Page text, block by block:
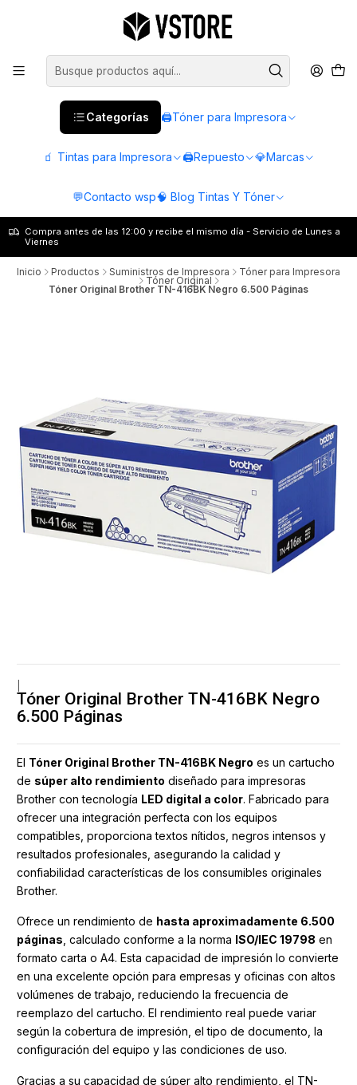
Categorías 🖨️Tóner para Impresora
🧃 Tintas para Impresora 🖨️Repuesto 💎Marcas
💬Contacto wsp🧠 Blog Tintas Y Tóner
Compra antes de las 12:00 y recibe el mismo día - Servicio de Lunes a
Viernes
Inicio Productos Suministros de Impresora Tóner para Impresora
Tóner Original
Tóner Original Brother TN-416BK Negro 6.500 Páginas
Tóner Original Brother TN-416BK Negro
6.500 Páginas
El Tóner Original Brother TN-416BK Negro es un cartucho
de súper alto rendimiento diseñado para impresoras
Brother con tecnología LED digital a color. Fabricado para
ofrecer una integración perfecta con los equipos
compatibles, proporciona textos nítidos, negros intensos y
resultados profesionales, asegurando la calidad y
confiabilidad características de los consumibles originales
Brother.
Ofrece un rendimiento de hasta aproximadamente 6.500
páginas , calculado conforme a la norma ISO/IEC 19798 en
formato carta o A4. Esta capacidad de impresión lo convierte
en una excelente opción para empresas y oficinas con altos
volúmenes de trabajo, reduciendo la frecuencia de
reemplazo del cartucho. El rendimiento real puede variar
según la cobertura de impresión, el tipo de documento, la
configuración del equipo y las condiciones de uso.
Gracias a su capacidad de súper alto rendimiento, el TN-